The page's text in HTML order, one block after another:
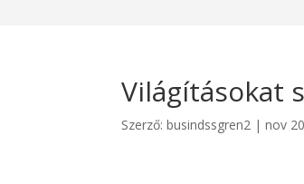
Világításokat
Szerző:busindssgren2 |nov